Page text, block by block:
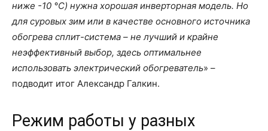
ниже -10 °C) нужна хорошая инверторная модель. Но
для суровых зим или в качестве основного источника
обогрева сплит-система – не лучший и крайне
неэффективный выбор, здесь оптимальнее
использовать электрический обогреватель» –
подводит итог Александр Галкин.
Режим работы у разных